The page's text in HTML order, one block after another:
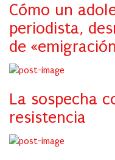
Cómo un
periodista,
de
La sospecha
resistencia